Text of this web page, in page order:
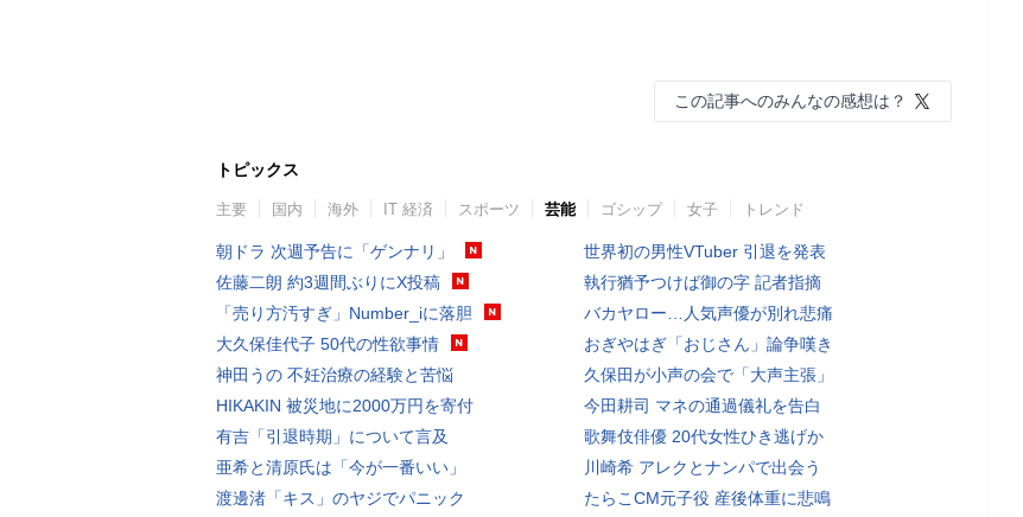
この記事へのみんなの感想は？
トピックス
主要 国内 海外 IT 経済 スポーツ 芸能 ゴシップ 女子 トレンド
朝ドラ 次週予告に「ゲンナリ」
佐藤二朗 約3週間ぶりにX投稿
「売り方汚すぎ」Number_iに落胆
大久保佳代子 50代の性欲事情
神田うの 不妊治療の経験と苦悩
HIKAKIN 被災地に2000万円を寄付
有吉「引退時期」について言及
亜希と清原氏は「今が一番いい」
渡邊渚「キス」のヤジでパニック
世界初の男性VTuber 引退を発表
執行猶予つけば御の字 記者指摘
バカヤロー…人気声優が別れ悲痛
おぎやはぎ「おじさん」論争嘆き
久保田が小声の会で「大声主張」
今田耕司 マネの通過儀礼を告白
歌舞伎俳優 20代女性ひき逃げか
川崎希 アレクとナンパで出会う
たらこCM元子役 産後体重に悲鳴